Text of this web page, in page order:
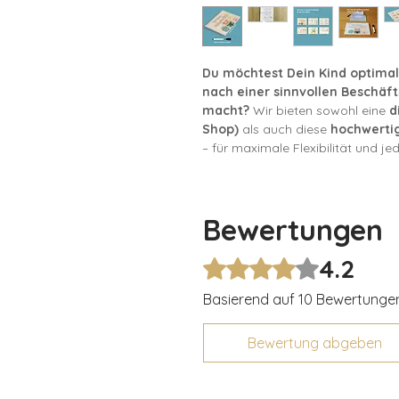
Du möchtest Dein Kind
nach einer sinnvollen
macht? Wir bieten sowohl eine
Shop) als auch diese
– für maximale Flexibilität und
gestaltet. Die Seiten sind
langlebig ist. Mit dem
Kind die Aufgaben immer
verwenden!
Handliches A5-Format mit
Hause oder unterwegs.
Bewertungen
Mit 4,2 von 5 Sternen bewertet.
4.2
Basierend auf 10
Bewertung abgeben